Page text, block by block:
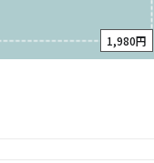
1,980円